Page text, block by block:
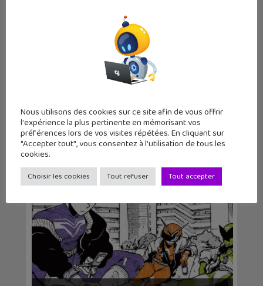
L’Enfantôme, une allégorie horrifique
sur l&...
Nous utilisons des cookies sur ce site afin de vous offrir
l'expérience la plus pertinente en mémorisant vos
préférences lors de vos visites répétées. En cliquant sur
"Accepter tout", vous consentez à l'utilisation de tous les
cookies.
Choisir les cookies Tout refuser Tout accepter